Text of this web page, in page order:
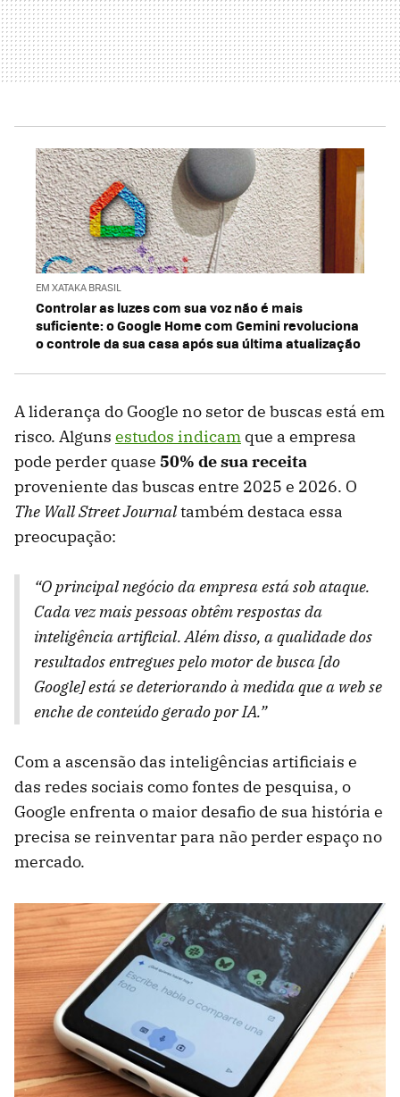
EM XATAKA BRASIL
Controlar as luzes com sua voz não é mais
suficiente: o Google Home com Gemini revoluciona
o controle da sua casa após sua última atualização
A liderança do Google no setor de buscas está em
risco. Alguns estudos indicam que a empresa
pode perder quase 50% de sua receita
proveniente das buscas entre 2025 e 2026. O
The Wall Street Journaltambém destaca essa
preocupação:
“O principal negócio da empresa está sob ataque.
Cada vez mais pessoas obtêm respostas da
inteligência artificial. Além disso, a qualidade dos
resultados entregues pelo motor de busca [do
Google] está se deteriorando à medida que a web se
enche de conteúdo gerado por IA.”
Com a ascensão das inteligências artificiais e
das redes sociais como fontes de pesquisa, o
Google enfrenta o maior desafio de sua história e
precisa se reinventar para não perder espaço no
mercado.